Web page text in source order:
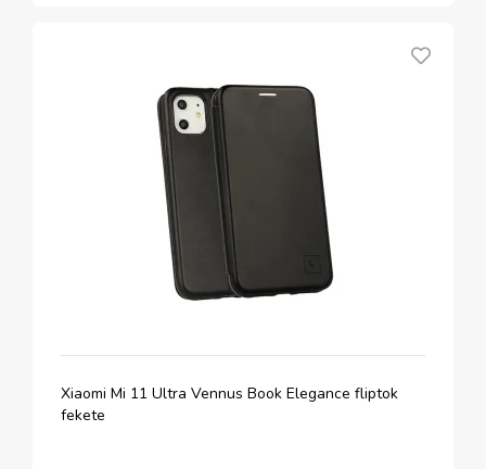
Xiaomi Mi 11 Ultra Vennus Book Elegance fliptok
fekete